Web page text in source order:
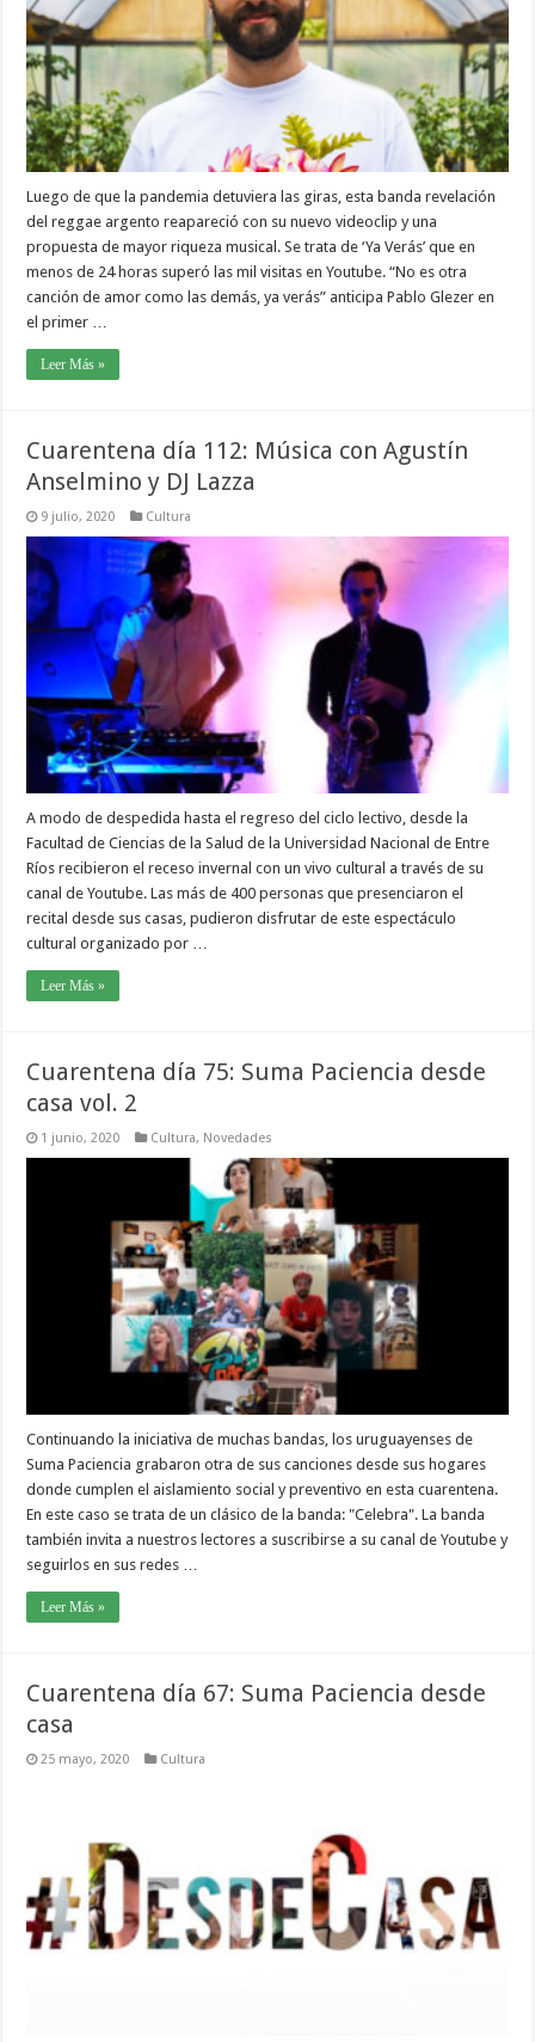
Luego de que la pandemia detuviera las giras, esta banda revelación
del reggae argento reapareció con su nuevo videoclip y una
propuesta de mayor riqueza musical. Se trata de ‘Ya Verás’ que en
menos de 24 horas superó las mil visitas en Youtube. “No es otra
canción de amor como las demás, ya verás” anticipa Pablo Glezer en
el primer …
Leer Más »
Cuarentena día 112: Música con Agustín
Anselmino y DJ Lazza
9 julio, 2020 Cultura
A modo de despedida hasta el regreso del ciclo lectivo, desde la
Facultad de Ciencias de la Salud de la Universidad Nacional de Entre
Ríos recibieron el receso invernal con un vivo cultural a través de su
canal de Youtube. Las más de 400 personas que presenciaron el
recital desde sus casas, pudieron disfrutar de este espectáculo
cultural organizado por …
Leer Más »
Cuarentena día 75: Suma Paciencia desde
casa vol. 2
1 junio, 2020 Cultura, Novedades
Continuando la iniciativa de muchas bandas, los uruguayenses de
Suma Paciencia grabaron otra de sus canciones desde sus hogares
donde cumplen el aislamiento social y preventivo en esta cuarentena.
En este caso se trata de un clásico de la banda: "Celebra". La banda
también invita a nuestros lectores a suscribirse a su canal de Youtube y
seguirlos en sus redes …
Leer Más »
Cuarentena día 67: Suma Paciencia desde
casa
25 mayo, 2020 Cultura